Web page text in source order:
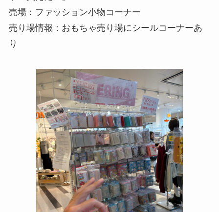
売場：ファッション小物コーナー
売り場情報：おもちゃ売り場にシールコーナーあ
り